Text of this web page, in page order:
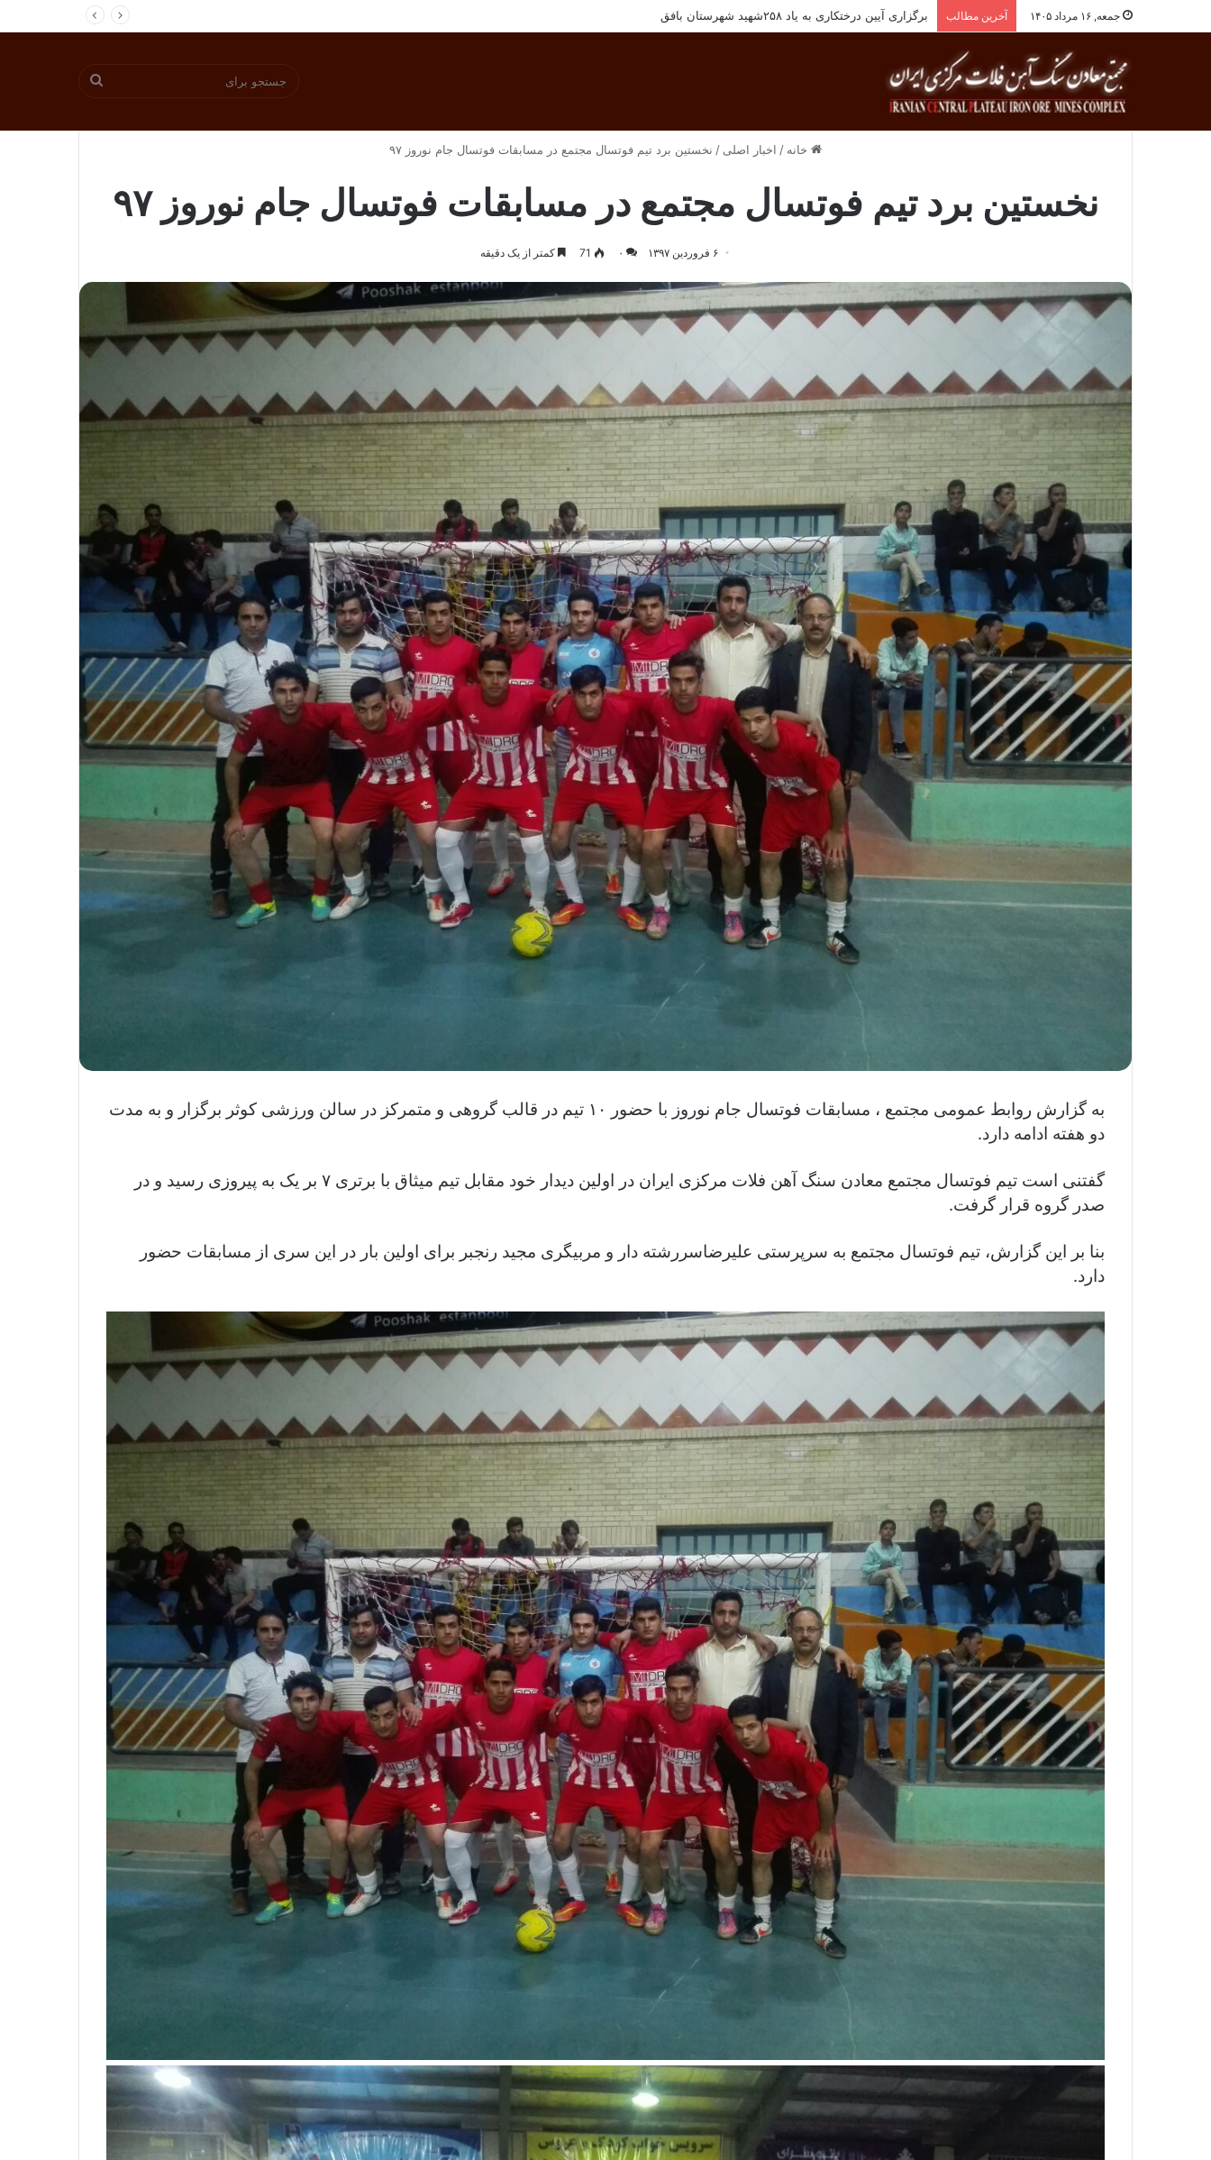
جمعه, ۱۶ مرداد ۱۴۰۵ آخرین مطالب انجام معاینات ادواری پرسنل مجتمع معادن سنگ آهن فلات مرکزی ایران
خانه / اخبار اصلی / نخستین برد تیم فوتسال مجتمع در مسابقات فوتسال جام نوروز ۹۷
نخستین برد تیم فوتسال مجتمع در مسابقات فوتسال جام نوروز ۹۷
۶ فروردین ۱۳۹۷ ۰ 71 کمتر از یک دقیقه
به گزارش روابط عمومی مجتمع ، مسابقات فوتسال جام نوروز با حضور ۱۰ تیم در قالب گروهی و متمرکز در سالن ورزشی کوثر برگزار و به مدت
دو هفته ادامه دارد.
گفتنی است تیم فوتسال مجتمع معادن سنگ آهن فلات مرکزی ایران در اولین دیدار خود مقابل تیم میثاق با برتری ۷ بر یک به پیروزی رسید و در
صدر گروه قرار گرفت.
بنا بر این گزارش، تیم فوتسال مجتمع به سرپرستی علیرضاسررشته دار و مربیگری مجید رنجبر برای اولین بار در این سری از مسابقات حضور
دارد.